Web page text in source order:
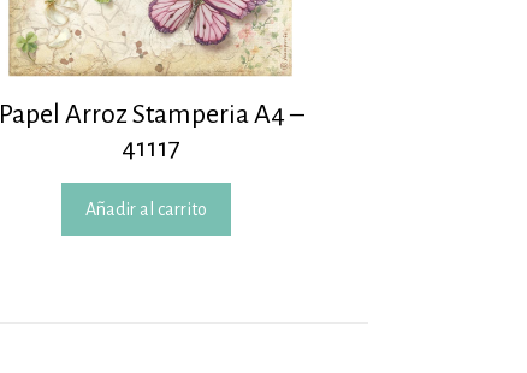
Papel Arroz Stamperia A4 –
41117
Añadir al carrito